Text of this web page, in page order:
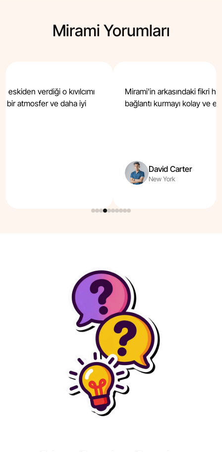
Mirami Yorumları
verdiği o kıvılcımı
bir atmosfer ve daha iyi
Mirami'in arkasındaki fikri
bağlantı kurmayı kolay ve
David Carter
New York